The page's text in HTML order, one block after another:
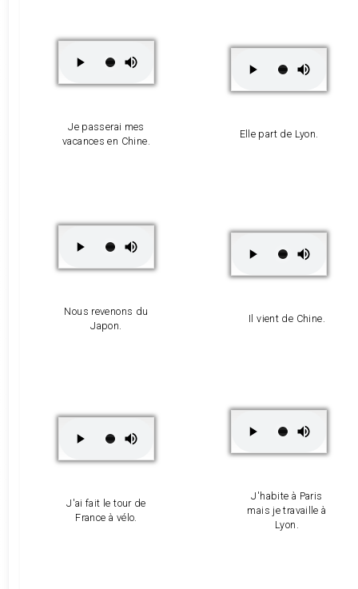
Je passerai mes
vacances en Chine.
Elle part de Lyon.
Nous revenons du
Japon.
Il vient de Chine.
J'ai fait le tour de
France à vélo.
J'habite à Paris
mais je travaille à
Lyon.